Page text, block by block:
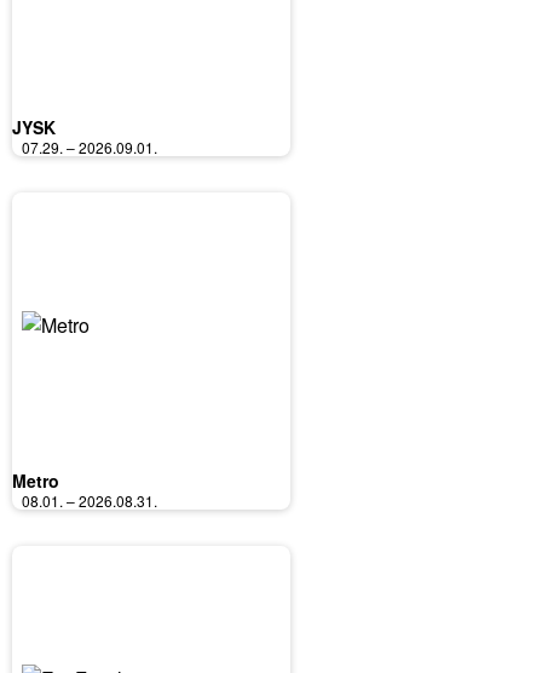
JYSK
07.29. – 2026.09.01.
Metro
08.01. – 2026.08.31.